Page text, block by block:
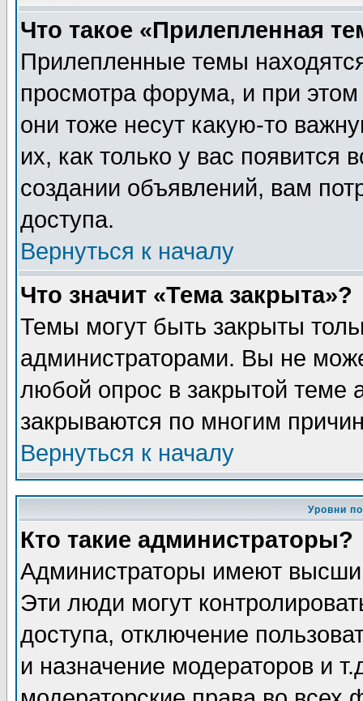
Что такое «Прилепленная
Прилепленные темы
просмотра форума, и при
они тоже несут какую-то
их, как только у вас появится
создании объявлений, вам
доступа.
Вернуться к началу
Что значит «Тема закрыта»?
Темы могут быть закрыты
администраторами. Вы не
любой опрос в закрытой теме
закрываются по многим
Вернуться к началу
Уровни
Кто такие администраторы?
Администраторы имеют
Эти люди могут
доступа, отключение
и назначение модераторов и